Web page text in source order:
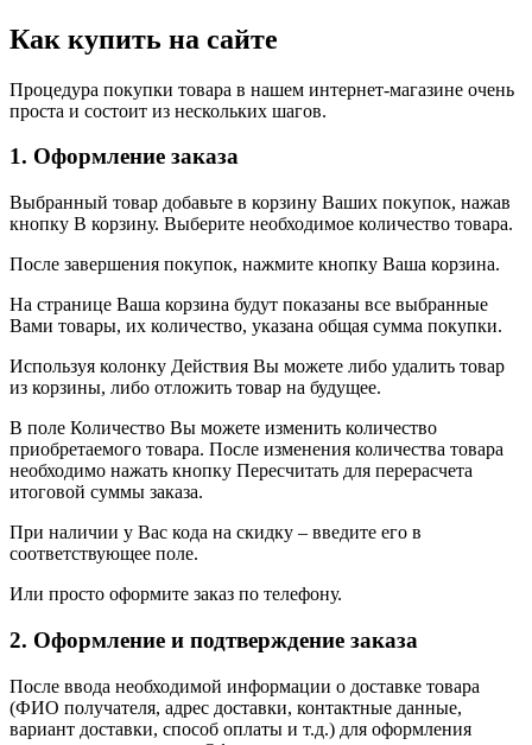
Как купить на сайте
Процедура покупки товара в нашем интернет-магазине очень
проста и состоит из нескольких шагов.
1. Оформление заказа
Выбранный товар добавьте в корзину Ваших покупок, нажав
кнопку В корзину. Выберите необходимое количество товара.
После завершения покупок, нажмите кнопку Ваша корзина.
На странице Ваша корзина будут показаны все выбранные
Вами товары, их количество, указана общая сумма покупки.
Используя колонку Действия Вы можете либо удалить товар
из корзины, либо отложить товар на будущее.
В поле Количество Вы можете изменить количество
приобретаемого товара. После изменения количества товара
необходимо нажать кнопку Пересчитать для перерасчета
итоговой суммы заказа.
При наличии у Вас кода на скидку – введите его в
соответствующее поле.
Или просто оформите заказ по телефону.
2. Оформление и подтверждение заказа
После ввода необходимой информации о доставке товара
(ФИО получателя, адрес доставки, контактные данные,
вариант доставки, способ оплаты и т.д.) для оформления